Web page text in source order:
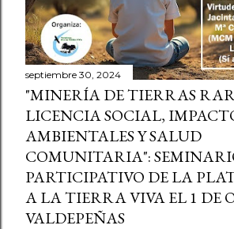
septiembre 30, 2024
"MINERÍA DE TIERRAS
LICENCIA SOCIAL,
AMBIENTALES Y SALUD
COMUNITARIA":
PARTICIPATIVO DE LA
A LA TIERRA VIVA EL 1 DE
VALDEPEÑAS